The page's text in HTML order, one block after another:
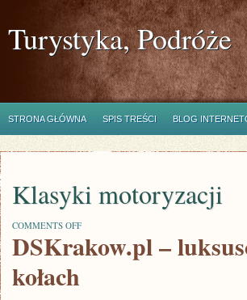
Turystyka, Podróże
STRONA GŁÓWNA SPIS TREŚCI BLOG
Klasyki motoryzacji
COMMENTS OFFON
KLASYKI
MOTORYZACJI
DSKrakow.pl –
kołach